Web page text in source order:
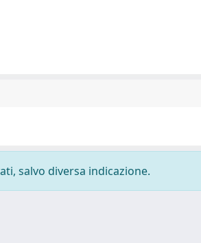
salvo diversa indicazione.